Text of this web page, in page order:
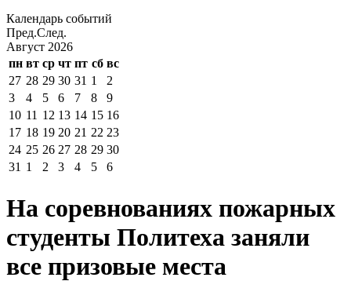
Календарь событий
Пред.След.
Август 2026
пн вт ср чт пт сб вс
27 28 29 30 31 1
2
3
4 5 6 7 8
9
10 11 12 13 14 15 16
17 18 19 20 21 22 23
24 25 26 27 28 29 30
31 1 2 3 4 5 6
На соревнованиях пожарных
студенты Политеха заняли
все призовые места